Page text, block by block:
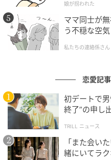
ウォレット（
価格）／ミュウミュウ（
ービス）
モールサイズのウォレッ
な魅力を放つ、ウィステ
包み込む。
娘が拐われた
ママ同士が
う不穏な空
私たちの連絡係さん
恋愛記
初デートで
終了”の申し
TRILL ニュース
「また会い
緒にいてラ